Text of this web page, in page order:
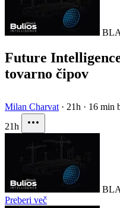
Future
tovarno čipov
Milan Charvat · 21h · 16 min
21h
Preberi več